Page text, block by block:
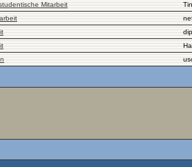
Mitarbeit